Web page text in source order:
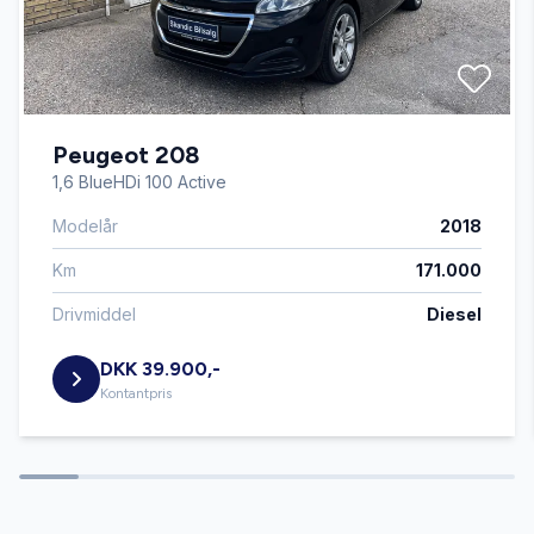
Bluetooth
Centrallås
DAB+ radio
Dæktryksystem
El-klapbare sidespejle
Peugeot 208
1,6 BlueHDi 100 Active
Modelår 2018
Km 171.000
Drivmiddel Diesel
DKK 39.900,-
Kontantpris